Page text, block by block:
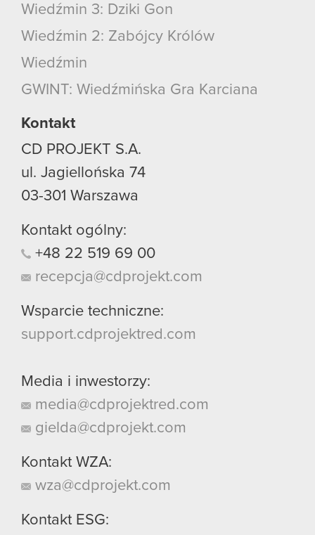
Wiedźmin 3: Dziki Gon
Wiedźmin 2: Zabójcy Królów
Wiedźmin
GWINT: Wiedźmińska Gra Karciana
Kontakt
CD PROJEKT S.A.
ul. Jagiellońska 74
03-301 Warszawa
Kontakt ogólny:
+48 22 519 69 00
recepcja@cdprojekt.com
Wsparcie techniczne:
support.cdprojektred.com
Media i inwestorzy:
media@cdprojektred.com
gielda@cdprojekt.com
Kontakt WZA:
wza@cdprojekt.com
Kontakt ESG: